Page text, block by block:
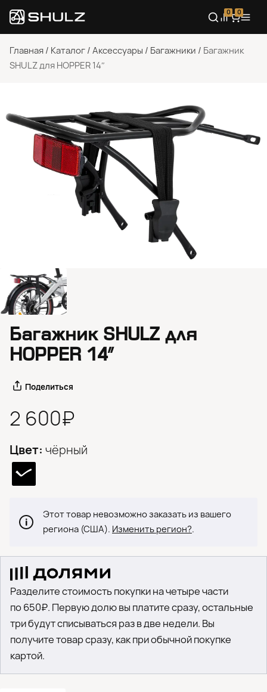
0 0
Главная / Каталог / Аксессуары / Багажники / Багажник
SHULZ для HOPPER 14″
Багажник SHULZ для
HOPPER 14″
Поделиться
2 600₽
Цвет: чёрный
Этот товар невозможно заказать из вашего
региона (США). Изменить регион?.
Разделите стоимость покупки на четыре части
по 650₽. Первую долю вы платите сразу, остальные
три будут списываться раз в две недели. Вы
получите товар сразу, как при обычной покупке
картой.